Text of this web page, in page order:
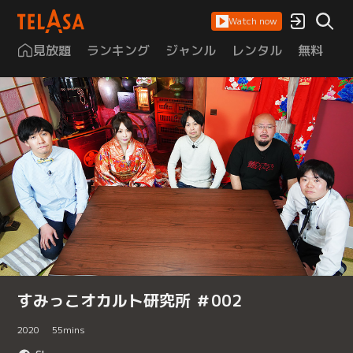
Watch now
見放題 ランキング ジャンル レンタル 無料
すみっこオカルト研究所 ＃002
2020 55mins